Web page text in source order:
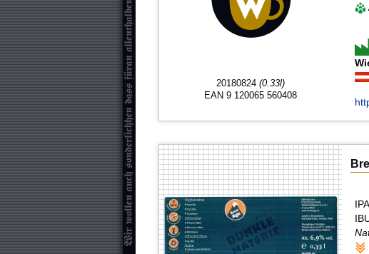
20180824 (0.33l)
EAN 9 120065 560408